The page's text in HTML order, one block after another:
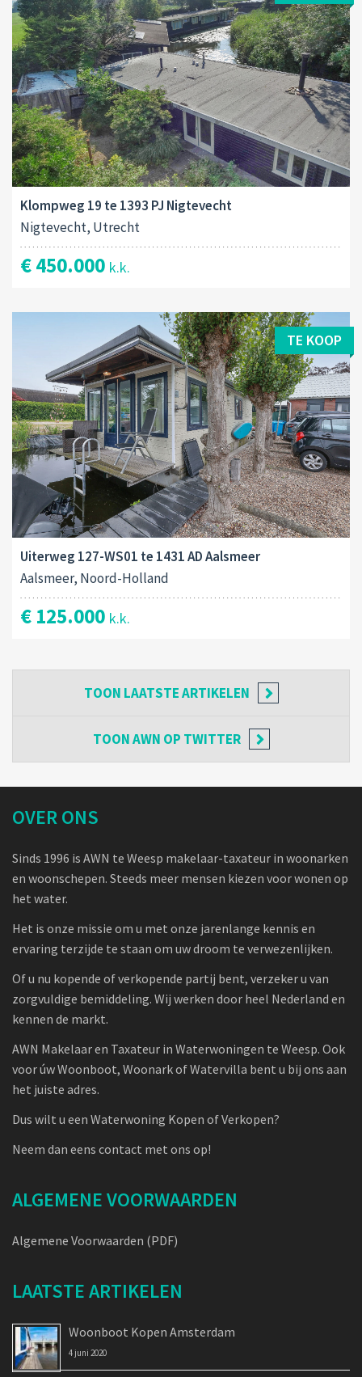
Klompweg 19 te 1393 PJ Nigtevecht
Nigtevecht, Utrecht
€ 450.000 k.k.
TE KOOP
Uiterweg 127-WS01 te 1431 AD Aalsmeer
Aalsmeer, Noord-Holland
€ 125.000 k.k.
TOON LAATSTE ARTIKELEN
TOONAWN OP TWITTER
OVER ONS
Sinds 1996 is AWN te Weesp makelaar-taxateur in woonarken
en woonschepen. Steeds meer mensen kiezen voor wonen op
het water.
Het is onze missie om u met onze jarenlange kennis en
ervaring terzijde te staan om uw droom te verwezenlijken.
Of u nu kopende of verkopende partij bent, verzeker u van
zorgvuldige bemiddeling. Wij werken door heel Nederland en
kennen de markt.
AWN Makelaar en Taxateur in Waterwoningen te Weesp. Ook
voor úw Woonboot, Woonark of Watervilla bent u bij ons aan
het juiste adres.
Dus wilt u een Waterwoning Kopen of Verkopen?
Neem dan eens contact met ons op!
ALGEMENE VOORWAARDEN
Algemene Voorwaarden (PDF)
LAATSTE ARTIKELEN
Woonboot Kopen Amsterdam
4 juni 2020